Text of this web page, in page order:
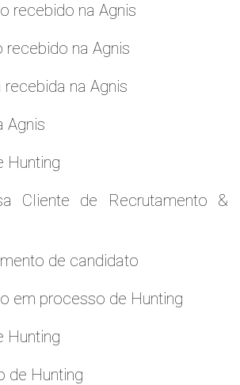
recebido na Agnis
recebido na Agnis
na Agnis
Agnis
Hunting
Cliente de Recrutamento &
de candidato
em processo de Hunting
Hunting
de Hunting